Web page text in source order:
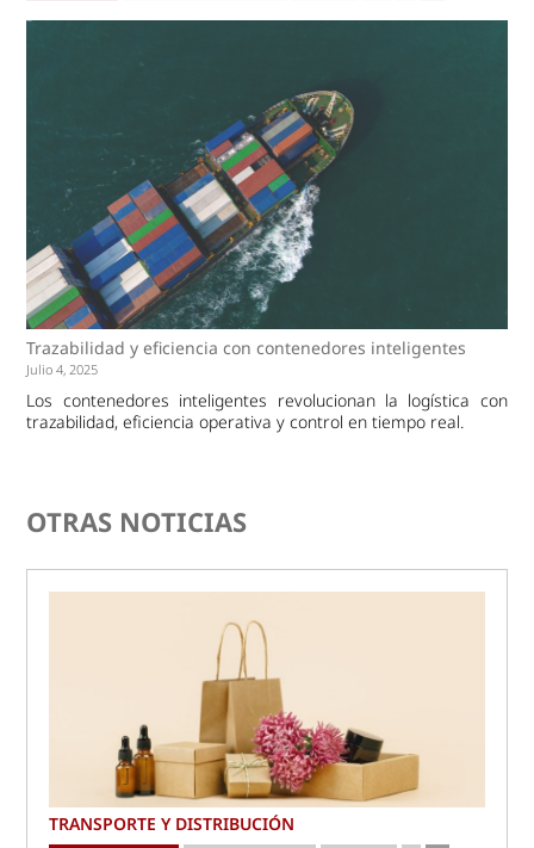
Trazabilidad y eficiencia con contenedores inteligentes
Julio 4, 2025
Los contenedores inteligentes revolucionan la logística con
trazabilidad, eficiencia operativa y control en tiempo real.
OTRAS NOTICIAS
TRANSPORTE Y DISTRIBUCIÓN